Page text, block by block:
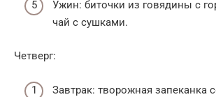
Ужин: биточки из говядины с
чай с сушками.
Четверг:
Завтрак: творожная запеканка